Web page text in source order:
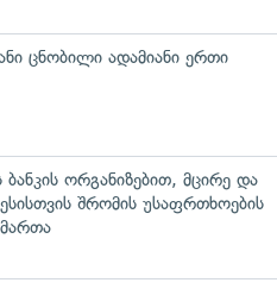
ცნობილი ადამიანი ერთი
ორგანიზებით, მცირე და
შრომის უსაფრთხოების